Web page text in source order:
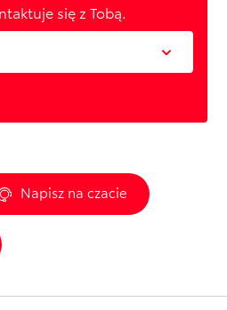
się z Tobą.
Napisz na czacie